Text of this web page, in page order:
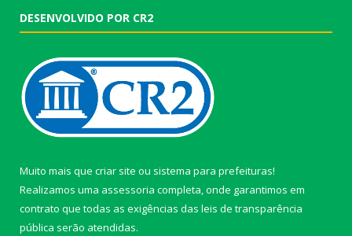
DESENVOLVIDO POR CR2
Muito mais que criar site ou sistema para prefeituras!
Realizamos uma assessoria completa, onde garantimos em
contrato que todas as exigências das leis de transparência
pública serão atendidas.